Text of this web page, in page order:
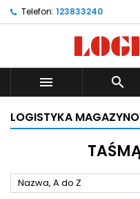
Telefon: 123833240
 
LOGISTYKA
Nazwa, A do Z